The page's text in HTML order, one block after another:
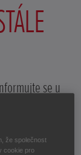
se u
na
že společnost
cookie pro